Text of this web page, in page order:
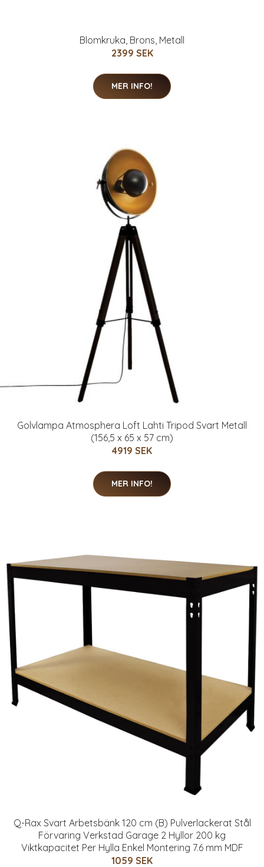
Blomkruka, Brons, Metall
2399 SEK
MER INFO!
Golvlampa Atmosphera Loft Lahti Tripod Svart Metall
(156,5 x 65 x 57 cm)
4919 SEK
MER INFO!
Q-Rax Svart Arbetsbänk 120 cm (B) Pulverlackerat Stål
Förvaring Verkstad Garage 2 Hyllor 200 kg
Viktkapacitet Per Hylla Enkel Montering 7.6 mm MDF
1059 SEK